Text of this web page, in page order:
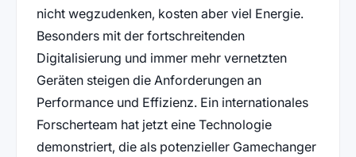
nicht wegzudenken, kosten aber viel Energie.
Besonders mit der fortschreitenden
Digitalisierung und immer mehr vernetzten
Geräten steigen die Anforderungen an
Performance und Effizienz. Ein internationales
Forscherteam hat jetzt eine Technologie
demonstriert, die als potenzieller Gamechanger